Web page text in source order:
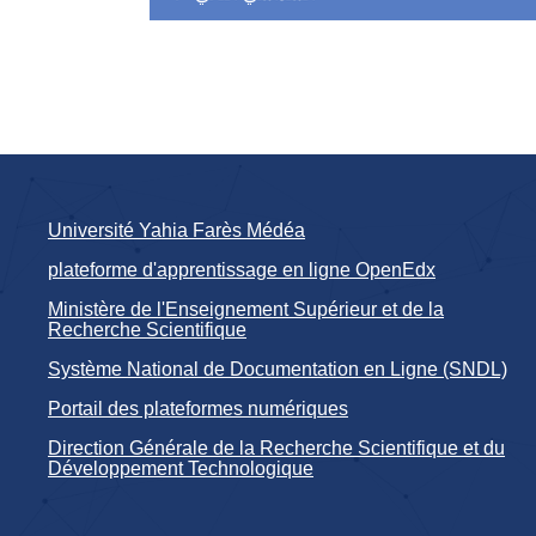
Université Yahia Farès Médéa
plateforme d'apprentissage en ligne OpenEdx
Ministère de l'Enseignement Supérieur et de la
Recherche Scientifique
Système National de Documentation en Ligne (SNDL)
Portail des plateformes numériques
Direction Générale de la Recherche Scientifique et du
Développement Technologique